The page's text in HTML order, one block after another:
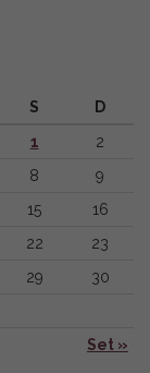
S D
Set »
1
2
8
9
15
16
22
23
29
30